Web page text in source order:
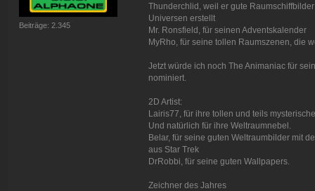
Beiträge: 2.345
Thunderchlid, weil er gute
Universen erstellt
Mr. Ronsfield, für seinen Adventskalender
MyRho, für seine tollen Raumszenen, die
Jetzt würde ich noch The Animaniac für
nominiert.
2D Artist:
Lairis77, für ihre tollen und teils
Und natürlich für ihre Weltraumnebel.
Belar, für seine guten Weltraumbilder mit
aus Star Trek
DrRobbi, für seine guten Wallpapers.
Zeichner des Jahres